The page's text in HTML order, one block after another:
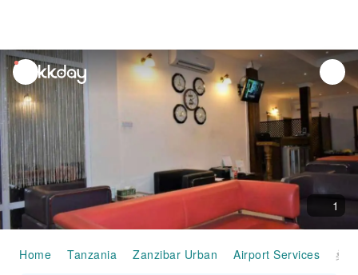
unread
notifications
1
Home Tanzania Zanzibar Urban Airport Services